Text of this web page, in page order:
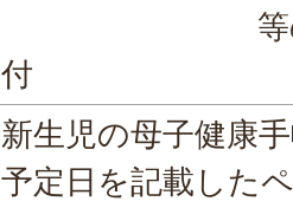
等のコ
付
新生児の母子健康
予定日を記載した